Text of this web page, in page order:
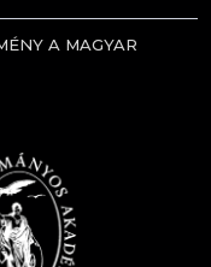
A MAGYAR